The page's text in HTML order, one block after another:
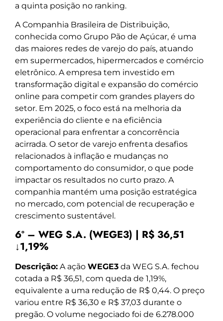
a quinta posição no ranking.
A Companhia Brasileira de Distribuição,
conhecida como Grupo Pão de Açúcar, é uma
das maiores redes de varejo do país, atuando
em supermercados, hipermercados e comércio
eletrônico. A empresa tem investido em
transformação digital e expansão do comércio
online para competir com grandes players do
setor. Em 2025, o foco está na melhoria da
experiência do cliente e na eficiência
operacional para enfrentar a concorrência
acirrada. O setor de varejo enfrenta desafios
relacionados à inflação e mudanças no
comportamento do consumidor, o que pode
impactar os resultados no curto prazo. A
companhia mantém uma posição estratégica
no mercado, com potencial de recuperação e
crescimento sustentável.
6º – WEG S.A. (WEGE3) | R$ 36,51
↓1,19%
Descrição: A ação WEGE3 da WEG S.A. fechou
cotada a R$ 36,51, com queda de 1,19%,
equivalente a uma redução de R$ 0,44. O preço
variou entre R$ 36,30 e R$ 37,03 durante o
pregão. O volume negociado foi de 6.278.000